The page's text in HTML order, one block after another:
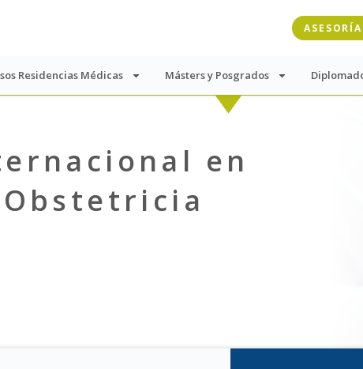
Residencias Médicas Másters y Posgrados
en